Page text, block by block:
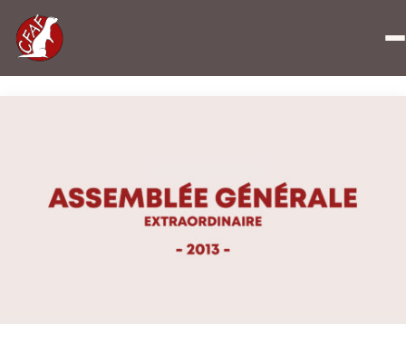
Accueil